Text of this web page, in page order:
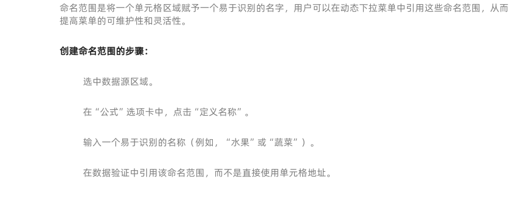
命名范围是将一个单元格区域赋予一个易于识别的名字，用户可以在动态下拉菜单中引用这些命名范围，从而
提高菜单的可维护性和灵活性。
创建命名范围的步骤：
选中数据源区域。
在“公式”选项卡中，点击“定义名称”。
输入一个易于识别的名称（例如，“水果”或“蔬菜”）。
在数据验证中引用该命名范围，而不是直接使用单元格地址。